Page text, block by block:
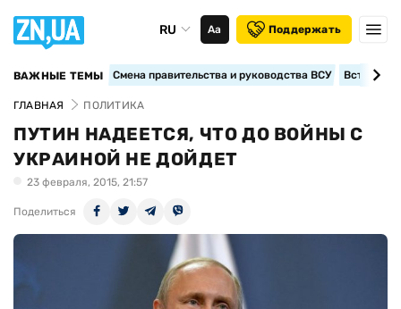
RU Аа Поддержать
ВАЖНЫЕ ТЕМЫ Смена правительства и руководства ВСУ
ГЛАВНАЯ ПОЛИТИКА
ПУТИН НАДЕЕТСЯ, ЧТО ДО ВОЙНЫ С
УКРАИНОЙ НЕ ДОЙДЕТ
23 февраля, 2015, 21:57
Поделиться